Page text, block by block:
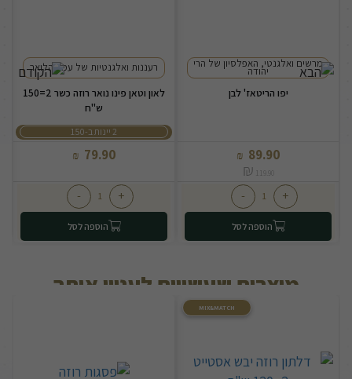
מרשים ואלגנטי, האפלסיון של הרי
יהודה
יפו הריטאז' לבן
89.90
₪
119.90
₪
+
-
הוספה לסל
רעננות ואלגנטיות של עמק הלואר
לאון וטאן פינו נואר רוזה כשר 2=150
ש"ח
2 יינות ב-150
79.90
₪
+
-
הוספה לסל
מוצרים שעשויים לעניין אותך
MIX&MATCH